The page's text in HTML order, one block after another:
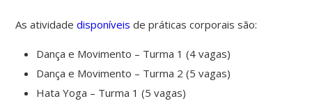
As atividadedisponíveisde práticas corporais são:
Dança e Movimento – Turma 1 (4 vagas)
Dança e Movimento – Turma 2 (5 vagas)
Hata Yoga – Turma 1 (5 vagas)